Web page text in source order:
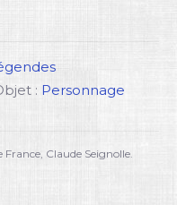
: Personnage
France, Claude Seignolle.